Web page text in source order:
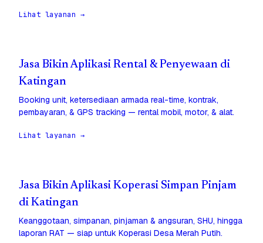
Lihat layanan →
Jasa Bikin Aplikasi Rental & Penyewaan di
Katingan
Booking unit, ketersediaan armada real-time, kontrak,
pembayaran, & GPS tracking — rental mobil, motor, & alat.
Lihat layanan →
Jasa Bikin Aplikasi Koperasi Simpan Pinjam
di Katingan
Keanggotaan, simpanan, pinjaman & angsuran, SHU, hingga
laporan RAT — siap untuk Koperasi Desa Merah Putih.